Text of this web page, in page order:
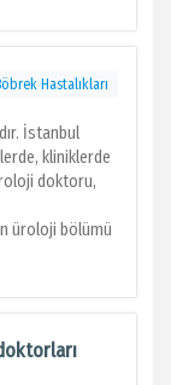
Hastalıkları
İstanbul
kliniklerde
doktoru,
üroloji bölümü